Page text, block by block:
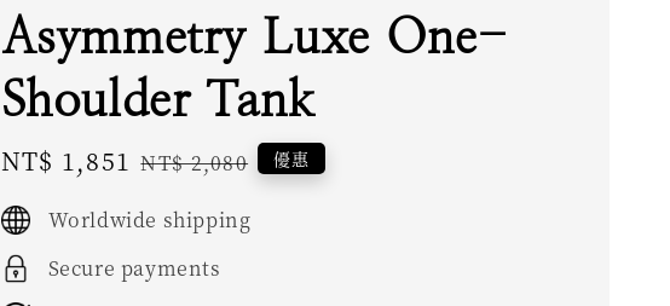
Asymmetry Luxe One-
Shoulder Tank
Sale
NT$ 1,851 Regular
NT$ 2,080 優惠
Worldwide shipping
Secure payments